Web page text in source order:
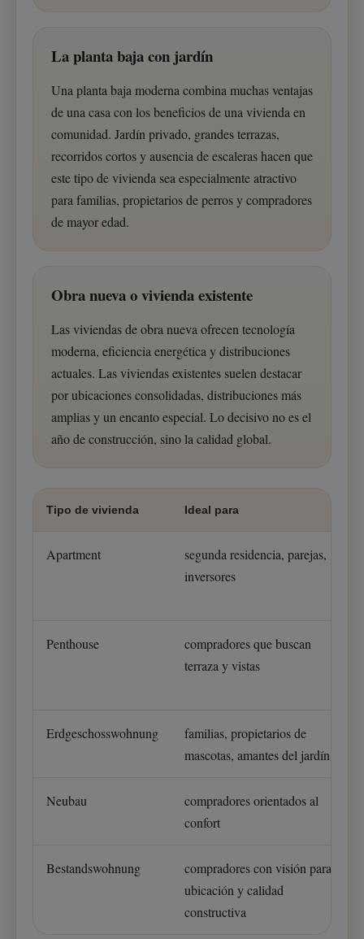
La planta baja con jardín
Una planta baja moderna combina muchas ventajas
de una casa con los beneficios de una vivienda en
comunidad. Jardín privado, grandes terrazas,
recorridos cortos y ausencia de escaleras hacen que
este tipo de vivienda sea especialmente atractivo
para familias, propietarios de perros y compradores
de mayor edad.
Obra nueva o vivienda existente
Las viviendas de obra nueva ofrecen tecnología
moderna, eficiencia energética y distribuciones
actuales. Las viviendas existentes suelen destacar
por ubicaciones consolidadas, distribuciones más
amplias y un encanto especial. Lo decisivo no es el
año de construcción, sino la calidad global.
Tipo de vivienda Ideal para
Apartment
segunda residencia, parejas,
inversores
Penthouse
compradores que buscan
terraza y vistas
Erdgeschosswohnung
familias, propietarios de
mascotas, amantes del jardín
Neubau
compradores orientados al
confort
Bestandswohnung
compradores con visión para
ubicación y calidad
constructiva